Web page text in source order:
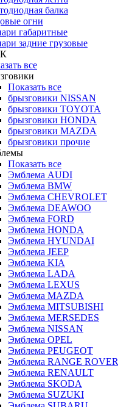
балка
огни
габаритные
задние грузовые
все
Показать все
брызговики NISSAN
брызговики TOYOTA
брызговики HONDA
брызговики MAZDA
брызговики прочие
Показать все
Эмблема AUDI
Эмблема BMW
Эмблема CHEVROLET
Эмблема DEAWOO
Эмблема FORD
Эмблема HONDA
Эмблема HYUNDAI
Эмблема JEEP
Эмблема KIA
Эмблема LADA
Эмблема LEXUS
Эмблема MAZDA
Эмблема MITSUBISHI
Эмблема MERSEDES
Эмблема NISSAN
Эмблема OPEL
Эмблема PEUGEOT
Эмблема RANGE ROVER
Эмблема RENAULT
Эмблема SKODA
Эмблема SUZUKI